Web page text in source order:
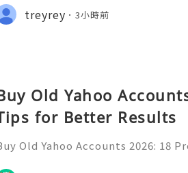
24/7 Customer Support
541-7768
treyrey 3小時前
Old Yahoo
for Better Results
Old Yahoo Accounts 2026: 18